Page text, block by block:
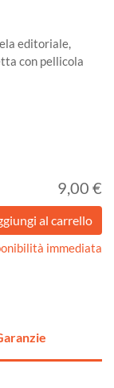
editoriale,
con pellicola
9,00 €
immediata